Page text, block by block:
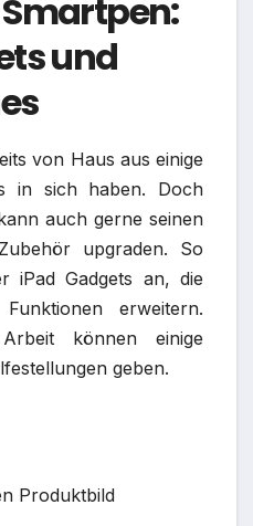
und
von Haus aus einige
in sich haben. Doch
auch gerne seinen
upgraden. So
iPad Gadgets an, die
erweitern.
können einige
geben.